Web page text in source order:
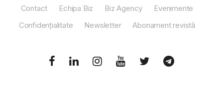
Contact Echipa Biz Biz Agency
Evenimente
Confidențialitate
Newsletter Abonament revistă